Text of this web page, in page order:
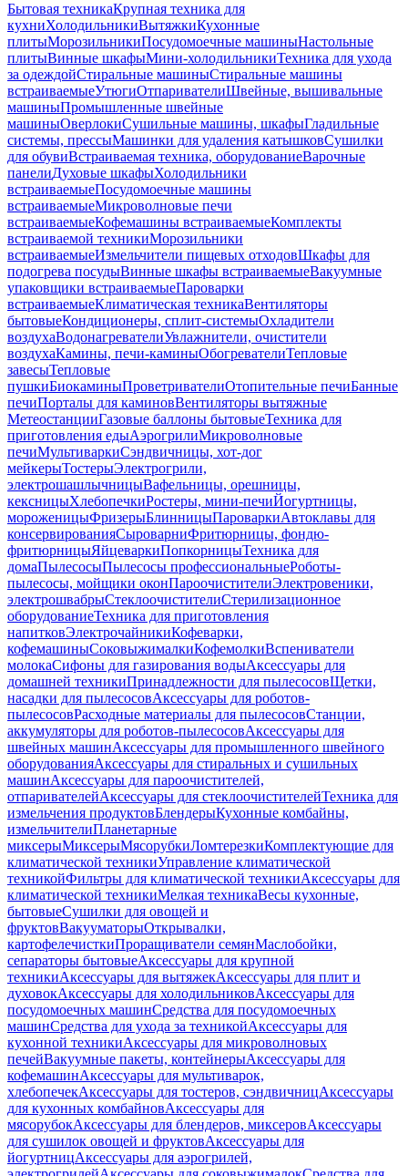
Бытовая техникаКрупная техника для
кухниХолодильникиВытяжкиКухонные
плитыМорозильникиПосудомоечные машиныНастольные
плитыВинные шкафыМини-холодильникиТехника для ухода
за одеждойСтиральные машиныСтиральные машины
встраиваемыеУтюгиОтпаривателиШвейные, вышивальные
машиныПромышленные швейные
машиныОверлокиСушильные машины, шкафыГладильные
системы, прессыМашинки для удаления катышковСушилки
для обувиВстраиваемая техника, оборудованиеВарочные
панелиДуховые шкафыХолодильники
встраиваемыеПосудомоечные машины
встраиваемыеМикроволновые печи
встраиваемыеКофемашины встраиваемыеКомплекты
встраиваемой техникиМорозильники
встраиваемыеИзмельчители пищевых отходовШкафы для
подогрева посудыВинные шкафы встраиваемыеВакуумные
упаковщики встраиваемыеПароварки
встраиваемыеКлиматическая техникаВентиляторы
бытовыеКондиционеры, сплит-системыОхладители
воздухаВодонагревателиУвлажнители, очистители
воздухаКамины, печи-каминыОбогревателиТепловые
завесыТепловые
пушкиБиокаминыПроветривателиОтопительные печиБанные
печиПорталы для каминовВентиляторы вытяжные
МетеостанцииГазовые баллоны бытовыеТехника для
приготовления едыАэрогрилиМикроволновые
печиМультиваркиСэндвичницы, хот-дог
мейкерыТостерыЭлектрогрили,
электрошашлычницыВафельницы, орешницы,
кексницыХлебопечкиРостеры, мини-печиЙогуртницы,
мороженицыФризерыБлинницыПароваркиАвтоклавы для
консервированияСыроварниФритюрницы, фондю-
фритюрницыЯйцеваркиПопкорницыТехника для
домаПылесосыПылесосы профессиональныеРоботы-
пылесосы, мойщики оконПароочистителиЭлектровеники,
электрошвабрыСтеклоочистителиСтерилизационное
оборудованиеТехника для приготовления
напитковЭлектрочайникиКофеварки,
кофемашиныСоковыжималкиКофемолкиВспениватели
молокаСифоны для газирования водыАксессуары для
домашней техникиПринадлежности для пылесосовЩетки,
насадки для пылесосовАксессуары для роботов-
пылесосовРасходные материалы для пылесосовСтанции,
аккумуляторы для роботов-пылесосовАксессуары для
швейных машинАксессуары для промышленного швейного
оборудованияАксессуары для стиральных и сушильных
машинАксессуары для пароочистителей,
отпаривателейАксессуары для стеклоочистителейТехника для
измельчения продуктовБлендерыКухонные комбайны,
измельчителиПланетарные
миксерыМиксерыМясорубкиЛомтерезкиКомплектующие для
климатической техникиУправление климатической
техникойФильтры для климатической техникиАксессуары для
климатической техникиМелкая техникаВесы кухонные,
бытовыеСушилки для овощей и
фруктовВакууматорыОткрывалки,
картофелечисткиПроращиватели семянМаслобойки,
сепараторы бытовыеАксессуары для крупной
техникиАксессуары для вытяжекАксессуары для плит и
духовокАксессуары для холодильниковАксессуары для
посудомоечных машинСредства для посудомоечных
машинСредства для ухода за техникойАксессуары для
кухонной техникиАксессуары для микроволновых
печейВакуумные пакеты, контейнерыАксессуары для
кофемашинАксессуары для мультиварок,
хлебопечекАксессуары для тостеров, сэндвичницАксессуары
для кухонных комбайновАксессуары для
мясорубокАксессуары для блендеров, миксеровАксессуары
для сушилок овощей и фруктовАксессуары для
йогуртницАксессуары для аэрогрилей,